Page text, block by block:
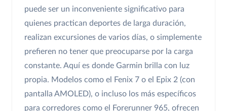
puede ser un inconveniente significativo para
quienes practican deportes de larga duración,
realizan excursiones de varios días, o simplemente
prefieren no tener que preocuparse por la carga
constante. Aquí es donde Garmin brilla con luz
propia. Modelos como el Fenix 7 o el Epix 2 (con
pantalla AMOLED), o incluso los más específicos
para corredores como el Forerunner 965, ofrecen